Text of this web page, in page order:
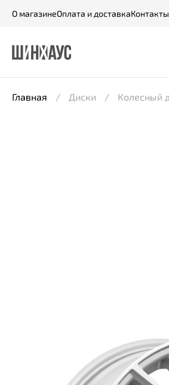
О магазинеОплата и доставкаКонтакты
Главная Диски Колесный